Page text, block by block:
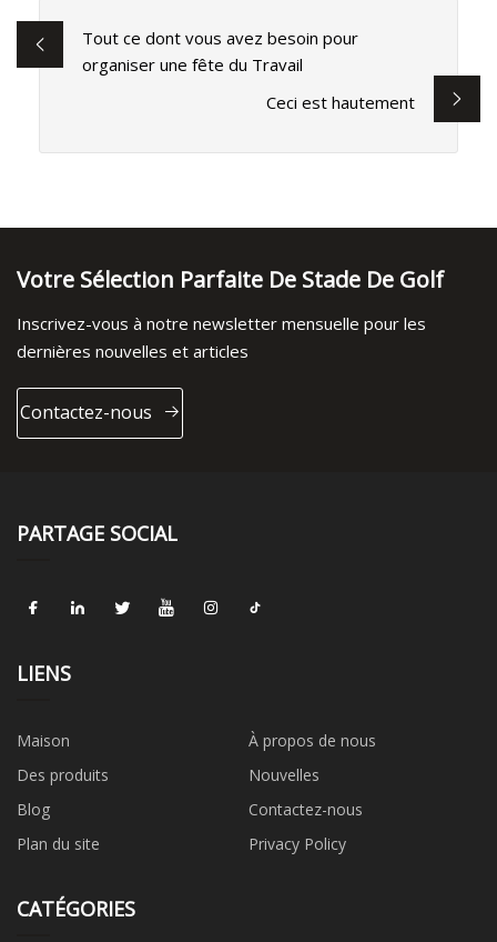
Tout ce dont vous avez besoin pour
organiser une fête du Travail
Ceci est hautement
Votre Sélection Parfaite De Stade De Golf
Inscrivez-vous à notre newsletter mensuelle pour les
dernières nouvelles et articles
Contactez-nous
PARTAGE SOCIAL
LIENS
Maison
À propos de nous
Des produits
Nouvelles
Blog
Contactez-nous
Plan du site
Privacy Policy
CATÉGORIES